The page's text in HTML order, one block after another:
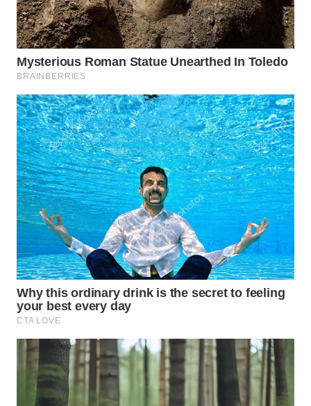
WAHANA
LISTRIK
WAHANA
WAHANA
TV
WAHANANEWS
ID
WAHANANEWS
CO ID
WAHANANEWS
NET
SPORT
WAHANA
UMKM